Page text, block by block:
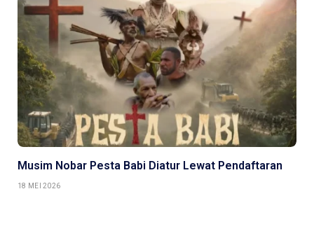
Musim Nobar Pesta Babi Diatur Lewat Pendaftaran
18 MEI 2026